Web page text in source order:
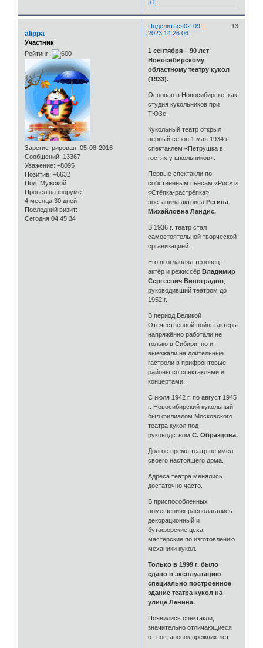
+1
Поделиться 13
02-09-
2023 14:26:06
alippa
Участник
Рейтинг:
Зарегистрирован: 05-08-2016
Сообщений: 13367
Уважение: +8095
Позитив: +6632
Пол: Мужской
Провел на форуме:
4 месяца 30 дней
Последний визит:
Сегодня 04:45:34
1 сентября – 90 лет
Новосибирскому
областному театру кукол
(1933).
Основан в Новосибирске, как
студия кукольников при
ТЮЗе.
Кукольный театр открыл
первый сезон 1 мая 1934 г.
спектаклем «Петрушка в
гостях у школьников».
Первые спектакли по
собственным пьесам «Рис» и
«Стёпка-растрёпка»
поставила актрисаРегина
Михайловна Ландис.
В 1936 г. театр стал
самостоятельной творческой
организацией.
Его возглавлял тюзовец –
актёр и режиссёрВладимир
Сергеевич Виноградов
руководивший театром до
1952 г.
В период Великой
Отечественной войны актёры
напряжённо работали не
только в Сибири, но и
выезжали на длительные
гастроли в прифронтовые
районы со спектаклями и
концертами.
С июля 1942 г. по август 1945
г. Новосибирский кукольный
был филиалом Московского
театра кукол под
руководствомС. Образцова.
Долгое время театр не имел
своего настоящего дома.
Адреса театра менялись
достаточно часто.
В приспособленных
помещениях располагались
декорационный и
бутафорские цеха,
мастерские по изготовлению
механики кукол.
Только в 1999 г. было
сдано в эксплуатацию
специально построенное
здание театра кукол на
улице Ленина.
Появились спектакли,
значительно отличающиеся
от постановок прежних лет.